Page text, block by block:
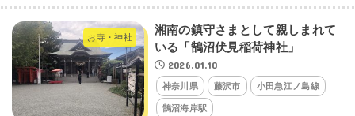
お寺・神社
湘南の鎮守さまとして親しまれて
いる「鵠沼伏見稲荷神社」
2026.01.10
神奈川県 藤沢市 小田急江ノ島線
鵠沼海岸駅